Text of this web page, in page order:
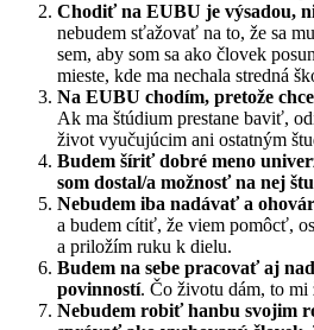
Chodiť na EUBU je výsadou,
nebudem sťažovať na to, že sa
sem, aby som sa ako človek
mieste, kde ma nechala stredná
Na EUBU chodím, pretože
Ak ma štúdium prestane baviť,
život vyučujúcim ani ostatným
Budem šíriť dobré meno
som dostal/a možnosť na nej
Nebudem iba nadávať a
a budem cítiť, že viem pomôcť,
a priložím ruku k dielu.
Budem na sebe pracovať aj
povinností. Čo životu dám, to mi
Nebudem robiť hanbu svojim